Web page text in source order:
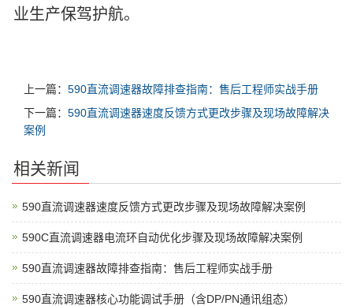
业生产保驾护航。
上一篇： 590直流调速器故障排查指南：售后工程师实战手册
下一篇： 590直流调速器速度反馈方式更改步骤及现场故障解决
案例
相关新闻
590直流调速器速度反馈方式更改步骤及现场故障解决案例
590C直流调速器电流环自动优化步骤及现场故障解决案例
590直流调速器故障排查指南：售后工程师实战手册
590直流调速器核心功能调试手册（含DP/PN通讯组态）